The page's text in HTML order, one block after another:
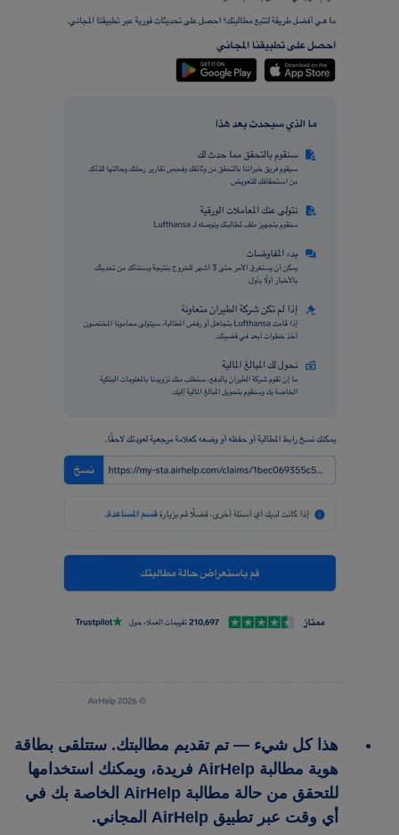
هذا كل شيء — تم تقديم مطالبتك. ستتلقى بطاقة
هوية مطالبة AirHelp فريدة، ويمكنك استخدامها
للتحقق من حالة مطالبة AirHelp الخاصة بك في
أي وقت عبر تطبيق AirHelp المجاني.